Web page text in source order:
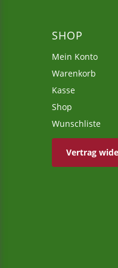
Salat –
Ruck-
6,95
zzgl.
SHOP
Mein Konto
Warenkorb
Kasse
Shop
Wunschliste
Vertrag